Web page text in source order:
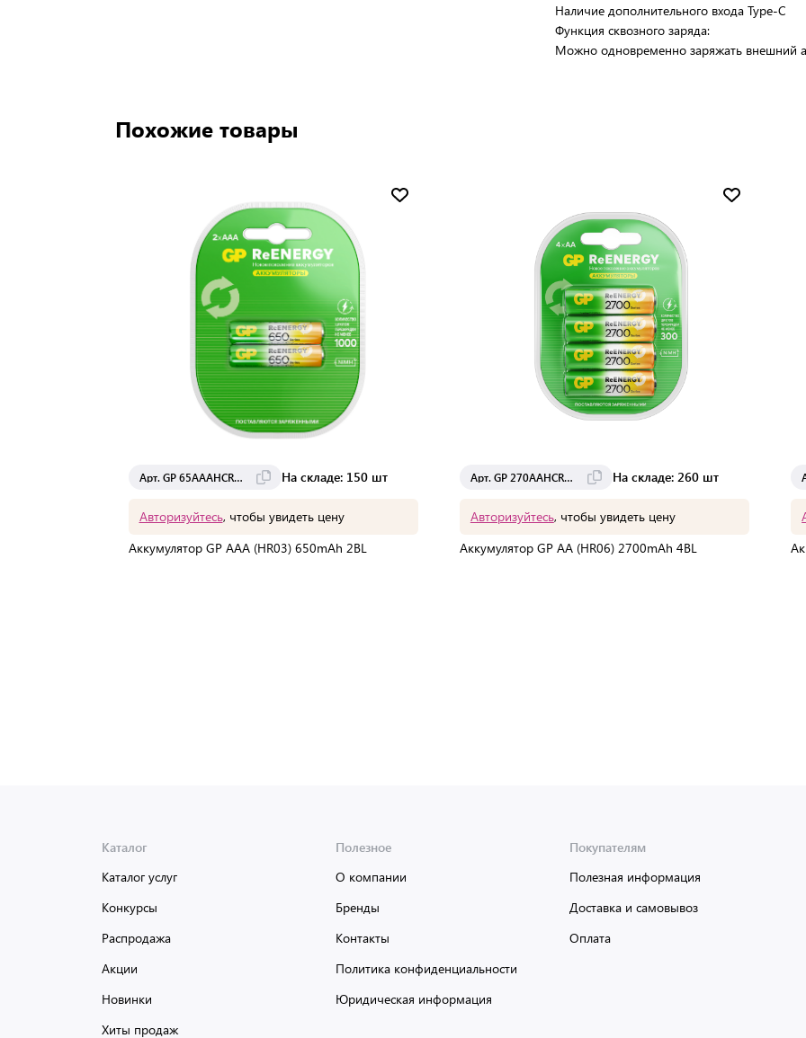
Наличие дополнительного входа Type-C
Функция сквозного заряда:
Можно одновременно заряжать внешний
Похожие товары
Арт. GP 65AAAHCRGY-2CRCB2 На складе: 150 шт
Авторизуйтесь, чтобы увидеть цену
Аккумулятор GP AAA (HR03) 650mAh 2BL
Арт. GP 270AAHCRGY-2CRCB4 На складе: 260 шт
Авторизуйтесь, чтобы увидеть цену
Аккумулятор GP AA (HR06) 2700mAh 4BL
Каталог
Каталог услуг
Конкурсы
Распродажа
Акции
Новинки
Хиты продаж
Полезное
О компании
Бренды
Контакты
Политика конфиденциальности
Юридическая информация
Покупателям
Полезная информация
Доставка и самовывоз
Оплата